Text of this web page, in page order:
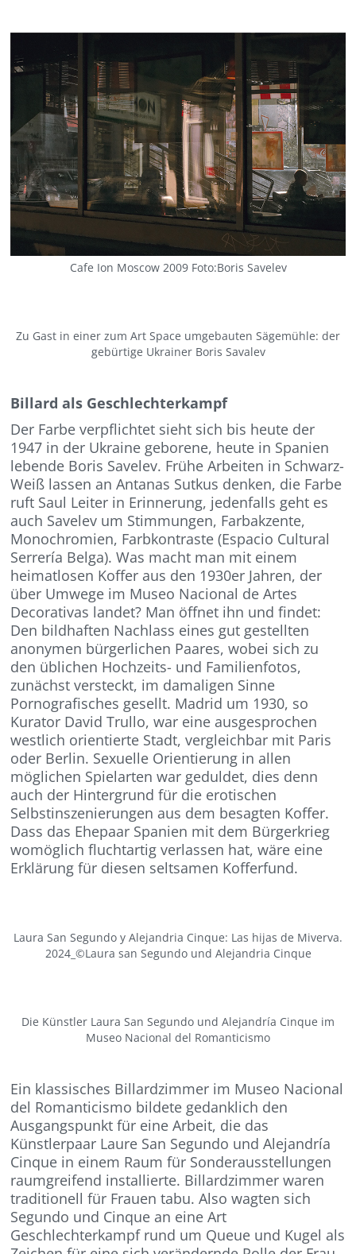
Cafe Ion Moscow 2009 Foto:Boris Savelev
Zu Gast in einer zum Art Space umgebauten Sägemühle: der
gebürtige Ukrainer Boris Savalev
Billard als Geschlechterkampf
Der Farbe verpflichtet sieht sich bis heute der
1947 in der Ukraine geborene, heute in Spanien
lebende Boris Savelev. Frühe Arbeiten in Schwarz-
Weiß lassen an Antanas Sutkus denken, die Farbe
ruft Saul Leiter in Erinnerung, jedenfalls geht es
auch Savelev um Stimmungen, Farbakzente,
Monochromien, Farbkontraste (Espacio Cultural
Serrería Belga). Was macht man mit einem
heimatlosen Koffer aus den 1930er Jahren, der
über Umwege im Museo Nacional de Artes
Decorativas landet? Man öffnet ihn und findet:
Den bildhaften Nachlass eines gut gestellten
anonymen bürgerlichen Paares, wobei sich zu
den üblichen Hochzeits- und Familienfotos,
zunächst versteckt, im damaligen Sinne
Pornografisches gesellt. Madrid um 1930, so
Kurator David Trullo, war eine ausgesprochen
westlich orientierte Stadt, vergleichbar mit Paris
oder Berlin. Sexuelle Orientierung in allen
möglichen Spielarten war geduldet, dies denn
auch der Hintergrund für die erotischen
Selbstinszenierungen aus dem besagten Koffer.
Dass das Ehepaar Spanien mit dem Bürgerkrieg
womöglich fluchtartig verlassen hat, wäre eine
Erklärung für diesen seltsamen Kofferfund.
Laura San Segundo y Alejandria Cinque: Las hijas de Miverva.
2024_©Laura san Segundo und Alejandria Cinque
Die Künstler Laura San Segundo und Alejandría Cinque im
Museo Nacional del Romanticismo
Ein klassisches Billardzimmer im Museo Nacional
del Romanticismo bildete gedanklich den
Ausgangspunkt für eine Arbeit, die das
Künstlerpaar Laure San Segundo und Alejandría
Cinque in einem Raum für Sonderausstellungen
raumgreifend installierte. Billardzimmer waren
traditionell für Frauen tabu. Also wagten sich
Segundo und Cinque an eine Art
Geschlechterkampf rund um Queue und Kugel als